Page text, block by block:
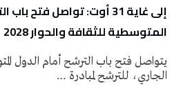
إلى غاية 31 أوت: تواصل فتح
المتوسطية للثقافة والحوار 2028
الجاري، للترشح لمبادرة …